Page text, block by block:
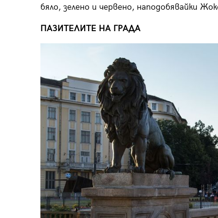
бяло, зелено и червено, наподобявайки
ПАЗИТЕЛИТЕ НА ГРАДА